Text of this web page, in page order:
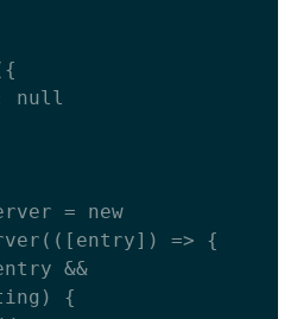
=> {
{